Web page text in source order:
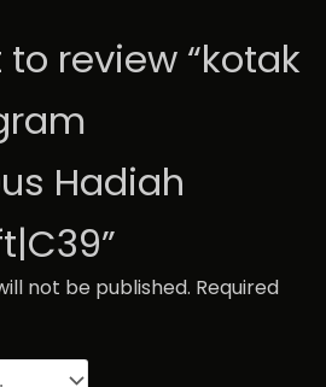
review “kotak
Hadiah
not be published. Required